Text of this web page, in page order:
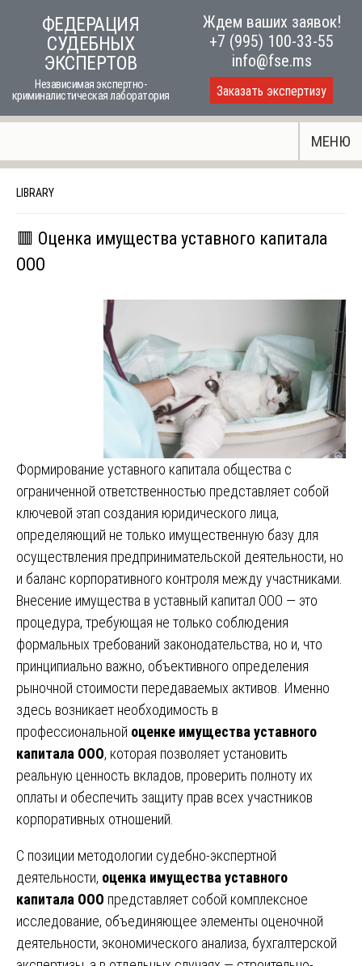
ФЕДЕРАЦИЯ
СУДЕБНЫХ
ЭКСПЕРТОВ
Независимая экспертно-
криминалистическая лаборатория
Ждем ваших заявок!
+7 (995) 100-33-55
info@fse.ms
Заказать экспертизу
МЕНЮ
LIBRARY
🟥 Оценка имущества уставного капитала
ООО
Формирование уставного капитала общества с
ограниченной ответственностью представляет собой
ключевой этап создания юридического лица,
определяющий не только имущественную базу для
осуществления предпринимательской деятельности, но
и баланс корпоративного контроля между участниками.
Внесение имущества в уставный капитал ООО — это
процедура, требующая не только соблюдения
формальных требований законодательства, но и, что
принципиально важно, объективного определения
рыночной стоимости передаваемых активов. Именно
здесь возникает необходимость в
профессиональной оценке имущества уставного
капитала ООО, которая позволяет установить
реальную ценность вкладов, проверить полноту их
оплаты и обеспечить защиту прав всех участников
корпоративных отношений.
С позиции методологии судебно-экспертной
деятельности, оценка имущества уставного
капитала ООО представляет собой комплексное
исследование, объединяющее элементы оценочной
деятельности, экономического анализа, бухгалтерской